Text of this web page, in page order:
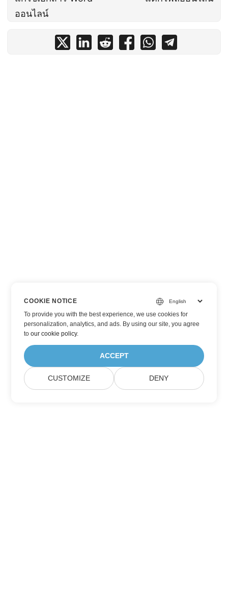
ออนไลน์
COOKIE NOTICE
To provide you with the best experience, we use cookies for
personalization, analytics, and ads. By using our site, you agree
toour cookie policy.
ACCEPT
CUSTOMIZE DENY